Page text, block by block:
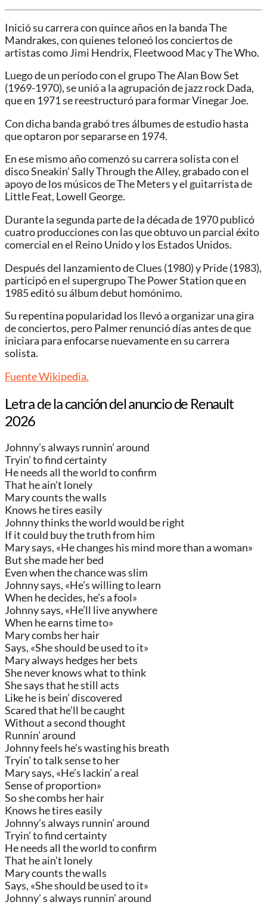
Inició su carrera con quince años en la banda The
Mandrakes, con quienes teloneó los conciertos de
artistas como Jimi Hendrix, Fleetwood Mac y The Who.
Luego de un período con el grupo The Alan Bow Set
(1969-1970), se unió a la agrupación de jazz rock Dada,
que en 1971 se reestructuró para formar Vinegar Joe.
Con dicha banda grabó tres álbumes de estudio hasta
que optaron por separarse en 1974.
En ese mismo año comenzó su carrera solista con el
disco Sneakin’ Sally Through the Alley, grabado con el
apoyo de los músicos de The Meters y el guitarrista de
Little Feat, Lowell George.
Durante la segunda parte de la década de 1970 publicó
cuatro producciones con las que obtuvo un parcial éxito
comercial en el Reino Unido y los Estados Unidos.
Después del lanzamiento de Clues (1980) y Pride (1983),
participó en el supergrupo The Power Station que en
1985 editó su álbum debut homónimo.
Su repentina popularidad los llevó a organizar una gira
de conciertos, pero Palmer renunció días antes de que
iniciara para enfocarse nuevamente en su carrera
solista.
Fuente Wikipedia.
Letra de la canción del anuncio de Renault
2026
Johnny’s always runnin’ around
Tryin’ to find certainty
He needs all the world to confirm
That he ain’t lonely
Mary counts the walls
Knows he tires easily
Johnny thinks the world would be right
If it could buy the truth from him
Mary says, «He changes his mind more than a woman»
But she made her bed
Even when the chance was slim
Johnny says, «He’s willing to learn
When he decides, he’s a fool»
Johnny says, «He’ll live anywhere
When he earns time to»
Mary combs her hair
Says, «She should be used to it»
Mary always hedges her bets
She never knows what to think
She says that he still acts
Like he is bein’ discovered
Scared that he’ll be caught
Without a second thought
Runnin’ around
Johnny feels he’s wasting his breath
Tryin’ to talk sense to her
Mary says, «He’s lackin’ a real
Sense of proportion»
So she combs her hair
Knows he tires easily
Johnny’s always runnin’ around
Tryin’ to find certainty
He needs all the world to confirm
That he ain’t lonely
Mary counts the walls
Says, «She should be used to it»
Johnny’ s always runnin’ around